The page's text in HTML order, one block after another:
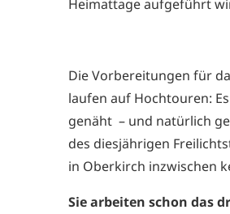
Heimattage aufgeführt
Die Vorbereitungen für
laufen auf Hochtouren:
genäht – und natürlich
des diesjährigen
in Oberkirch inzwischen
Sie arbeiten schon das